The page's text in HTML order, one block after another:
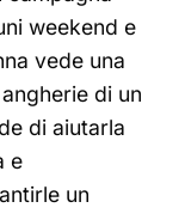
weekend e
vede una
di un
di aiutarla
e
un